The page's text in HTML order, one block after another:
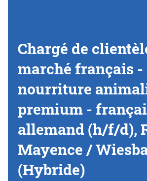
Chargé de
marché français -
nourriture
premium -
allemand (h/f/d),
Mayence /
(Hybride)